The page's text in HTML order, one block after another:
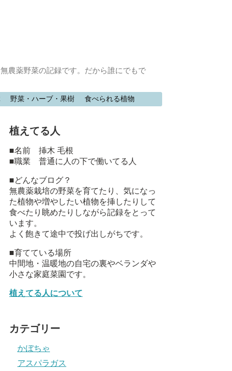
農薬野菜の記録です。だから誰にでもで
野菜・ハーブ・果樹 食べられる植物
植えてる人
■名前 挿木 毛根
■職業 普通に人の下で働いてる人
■どんなブログ？
無農薬栽培の野菜を育てたり、気になっ
た植物や増やしたい植物を挿したりして
食べたり眺めたりしながら記録をとって
います。
よく飽きて途中で投げ出しがちです。
■育てている場所
中間地・温暖地の自宅の裏やベランダや
小さな家庭菜園です。
植えてる人について
カテゴリー
かぼちゃ
アスパラガス